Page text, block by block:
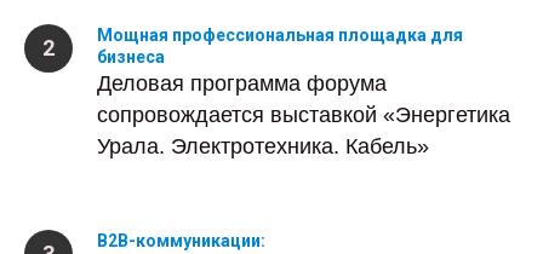
Мощная профессиональная площадка для
бизнеса
Деловая программа форума
сопровождается выставкой «Энергетика
Урала. Электротехника. Кабель»
B2B-коммуникации: